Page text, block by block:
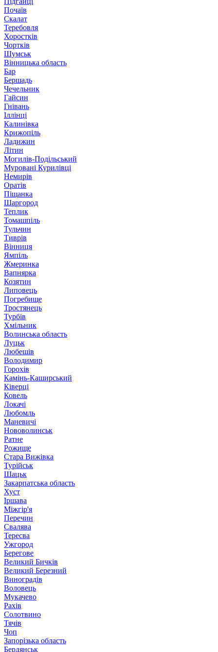
Почаїв
Скалат
Теребовля
Хоростків
Чортків
Шумськ
Вінницька область
Бар
Бершадь
Чечельник
Гайсин
Гнівань
Іллінці
Калинівка
Крижопіль
Ладижин
Літин
Могилів-Подільський
Муровані Курилівці
Немирів
Оратів
Піщанка
Шаргород
Теплик
Томашпіль
Тульчин
Тиврів
Вінниця
Ямпіль
Жмеринка
Вапнярка
Козятин
Липовець
Погребище
Тростянець
Турбів
Хмільник
Волинська область
Луцьк
Любешів
Володимир
Горохів
Камінь-Каширський
Ківерці
Ковель
Локачі
Любомль
Маневичі
Нововолинськ
Ратне
Рожище
Стара Вижівка
Турійськ
Шацьк
Закарпатська область
Хуст
Іршава
Міжгір'я
Перечин
Свалява
Тересва
Ужгород
Берегове
Великий Бичків
Великий Березний
Виноградів
Воловець
Мукачево
Рахів
Солотвино
Тячів
Чоп
Запорізька область
Бердянськ